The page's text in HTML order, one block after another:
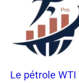
Le pétrole